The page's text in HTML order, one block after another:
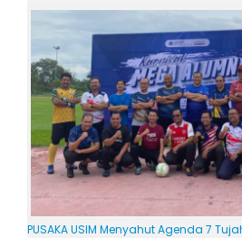
PUSAKA USIM Menyahut Agenda 7